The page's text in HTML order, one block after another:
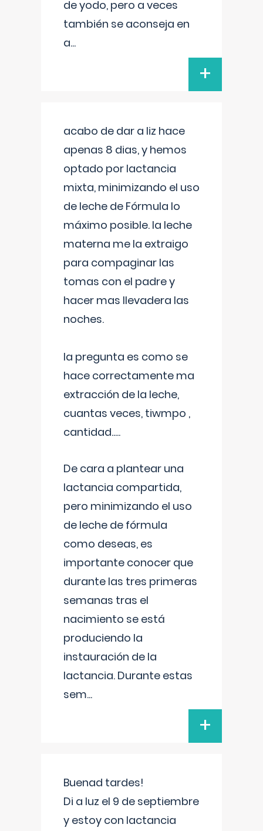
de yodo, pero a veces
también se aconseja en
a...
+
acabo de dar a liz hace
apenas 8 dias, y hemos
optado por lactancia
mixta, minimizando el uso
de leche de Fórmula lo
máximo posible. la leche
materna me la extraigo
para compaginar las
tomas con el padre y
hacer mas llevadera las
noches.
la pregunta es como se
hace correctamente ma
extracción de la leche,
cuantas veces, tiwmpo ,
cantidad.....
De cara a plantear una
lactancia compartida,
pero minimizando el uso
de leche de fórmula
como deseas, es
importante conocer que
durante las tres primeras
semanas tras el
nacimiento se está
produciendo la
instauración de la
lactancia. Durante estas
sem...
+
Buenad tardes!
Di a luz el 9 de septiembre
y estoy con lactancia